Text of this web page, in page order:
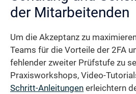
der Mitarbeitenden
Um die Akzeptanz zu
Teams für die Vorteile der 2FA
fehlender zweiter Prüfstufe zu
Praxisworkshops, Video-
Schritt-Anleitungen erleichtern